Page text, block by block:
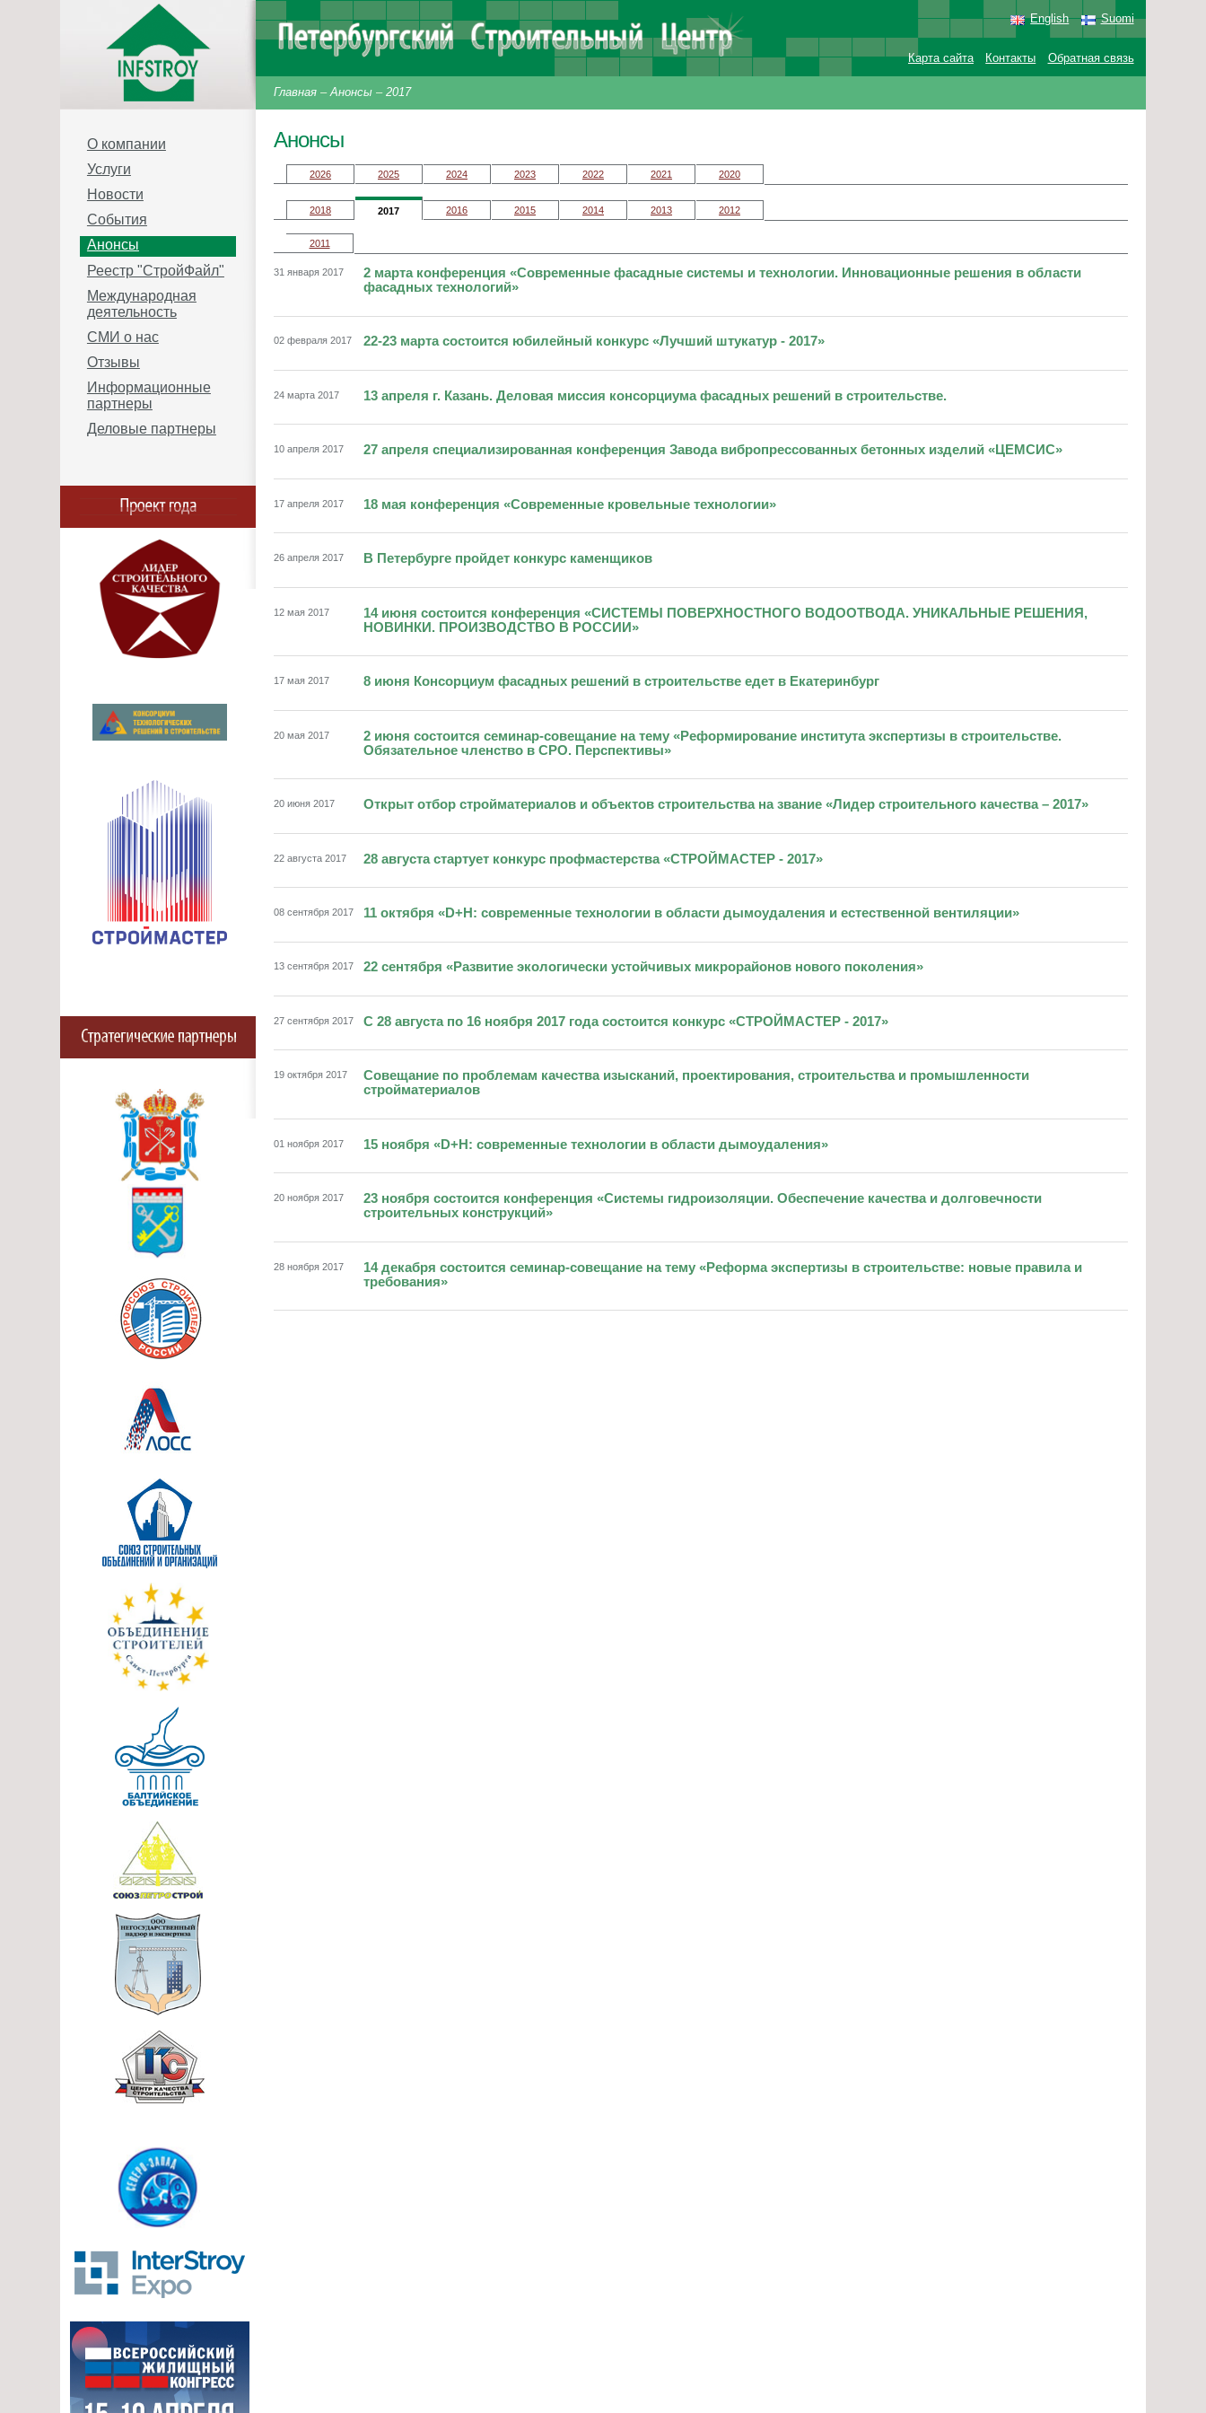
Анонсы
2026 2025 2024 2023 2022 2021 2020
2018 2017 2016 2015 2014 2013 2012
2011
31 января 2017
2 марта конференция «Современные фасадные системы и технологии. Инновационные решения в области
фасадных технологий»
02 февраля 2017 22-23 марта состоится юбилейный конкурс «Лучший штукатур - 2017»
24 марта 2017 13 апреля г. Казань. Деловая миссия консорциума фасадных решений в строительстве.
10 апреля 2017 27 апреля специализированная конференция Завода вибропрессованных бетонных изделий «ЦЕМСИС»
17 апреля 2017 18 мая конференция «Современные кровельные технологии»
26 апреля 2017 В Петербурге пройдет конкурс каменщиков
12 мая 2017
14 июня состоится конференция «СИСТЕМЫ ПОВЕРХНОСТНОГО ВОДООТВОДА. УНИКАЛЬНЫЕ РЕШЕНИЯ,
НОВИНКИ. ПРОИЗВОДСТВО В РОССИИ»
17 мая 2017 8 июня Консорциум фасадных решений в строительстве едет в Екатеринбург
20 мая 2017
2 июня состоится семинар-совещание на тему «Реформирование института экспертизы в строительстве.
Обязательное членство в СРО. Перспективы»
20 июня 2017 Открыт отбор стройматериалов и объектов строительства на звание «Лидер строительного качества – 2017»
22 августа 2017 28 августа стартует конкурс профмастерства «СТРОЙМАСТЕР - 2017»
08 сентября 2017 11 октября «D+H: современные технологии в области дымоудаления и естественной вентиляции»
13 сентября 2017 22 сентября «Развитие экологически устойчивых микрорайонов нового поколения»
27 сентября 2017 С 28 августа по 16 ноября 2017 года состоится конкурс «СТРОЙМАСТЕР - 2017»
19 октября 2017
Совещание по проблемам качества изысканий, проектирования, строительства и промышленности
стройматериалов
01 ноября 2017 15 ноября «D+H: современные технологии в области дымоудаления»
20 ноября 2017
23 ноября состоится конференция «Системы гидроизоляции. Обеспечение качества и долговечности
строительных конструкций»
28 ноября 2017
14 декабря состоится семинар-совещание на тему «Реформа экспертизы в строительстве: новые правила и
требования»
Главная–Анонсы– 2017
Карта сайта Контакты Обратная связь
English Suomi
О компании
Услуги
Новости
События
Анонсы
Реестр "СтройФайл"
Международная
деятельность
СМИ о нас
Отзывы
Информационные
партнеры
Деловые партнеры